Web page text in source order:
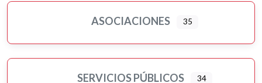
Murales artísticos
Ópticas
Peluquerías, belleza y estética
ASOCIACIONES 35
SERVICIOS PÚBLICOS 34